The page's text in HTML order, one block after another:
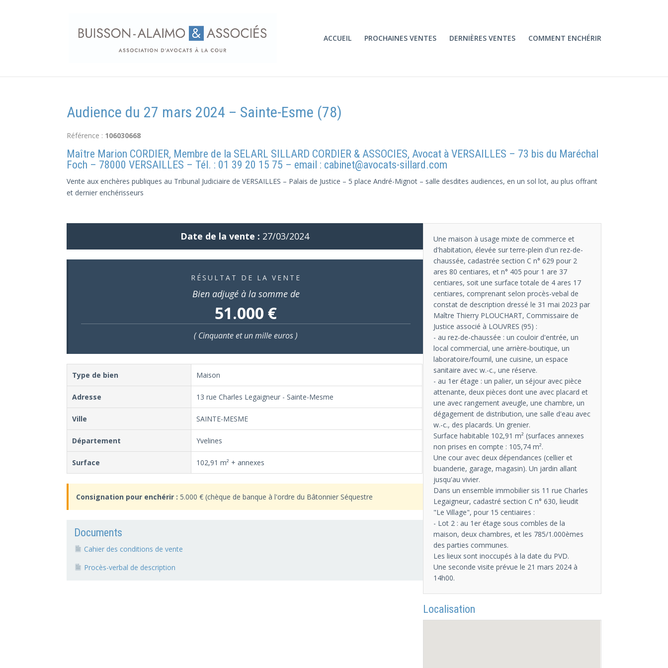
ACCUEIL PROCHAINES VENTES DERNIÈRES VENTES COMMENT ENCHÉRIR
Audience du 27 mars 2024 – Sainte-Esme (78)
Référence : 106030668
Maître Marion CORDIER, Membre de la SELARL SILLARD CORDIER & ASSOCIES, Avocat à VERSAILLES – 73 bis du Maréchal
Foch – 78000 VERSAILLES – Tél. : 01 39 20 15 75 – email : cabinet@avocats-sillard.com
Vente aux enchères publiques au Tribunal Judiciaire de VERSAILLES – Palais de Justice – 5 place André-Mignot – salle desdites audiences, en un sol lot, au plus offrant
et dernier enchérisseurs
Date de la vente : 27/03/2024
RÉSULTAT DE LA VENTE
Bien adjugé à la somme de
51.000 €
( Cinquante et un mille euros )
Type de bien Maison
Adresse 13 rue Charles Legaigneur - Sainte-Mesme
Ville SAINTE-MESME
Département Yvelines
Surface 102,91 m² + annexes
Consignation pour enchérir : 5.000 € (chèque de banque à l'ordre du Bâtonnier Séquestre
Documents
Cahier des conditions de vente
Procès-verbal de description
Une maison à usage mixte de commerce et
d'habitation, élevée sur terre-plein d'un rez-de-
chaussée, cadastrée section C n° 629 pour 2
ares 80 centiares, et n° 405 pour 1 are 37
centiares, soit une surface totale de 4 ares 17
centiares, comprenant selon procès-vebal de
constat de description dressé le 31 mai 2023 par
Maître Thierry PLOUCHART, Commissaire de
Justice associé à LOUVRES (95) :
- au rez-de-chaussée : un couloir d'entrée, un
local commercial, une arrière-boutique, un
laboratoire/fournil, une cuisine, un espace
sanitaire avec w.-c., une réserve.
- au 1er étage : un palier, un séjour avec pièce
attenante, deux pièces dont une avec placard et
une avec rangement aveugle, une chambre, un
dégagement de distribution, une salle d'eau avec
w.-c., des placards. Un grenier.
Surface habitable 102,91 m² (surfaces annexes
non prises en compte : 105,74 m².
Une cour avec deux dépendances (cellier et
buanderie, garage, magasin). Un jardin allant
jusqu'au vivier.
Dans un ensemble immobilier sis 11 rue Charles
Legaigneur, cadastré section C n° 630, lieudit
"Le Village", pour 15 centiaires :
- Lot 2 : au 1er étage sous combles de la
maison, deux chambres, et les 785/1.000èmes
des parties communes.
Les lieux sont inoccupés à la date du PVD.
Une seconde visite prévue le 21 mars 2024 à
14h00.
Localisation